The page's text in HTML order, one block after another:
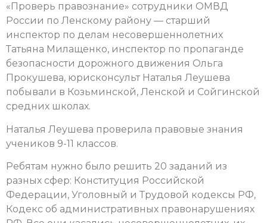
«Проверь правознание» сотрудники ОМВД
России по Ленскому району — старший
инспектор по делам несовершеннолетних
Татьяна Милащенко, инспектор по пропаганде
безопасности дорожного движения Ольга
Прокушева, юрисконсульт Наталья Леушева
побывали в Козьминской, Ленской и Сойгинской
средних школах.
Наталья Леушева проверила правовые знания
учеников 9-11 классов.
Ребятам нужно было решить 20 заданий из
разных сфер: Конституция Российской
Федерации, Уголовный и Трудовой кодексы РФ,
Кодекс об административных правонарушениях